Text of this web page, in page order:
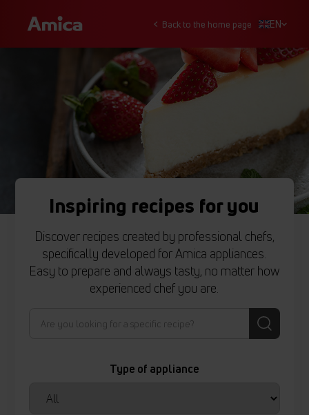
Back to the home page EN
Inspiring recipes for you
Discover recipes created by professional chefs,
specifically developed for Amica appliances.
Easy to prepare and always tasty, no matter how
experienced chef you are.
Type of appliance